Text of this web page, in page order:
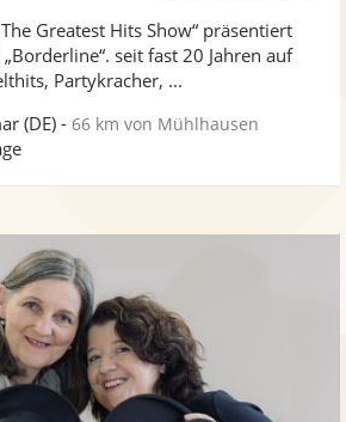
Fotos
5
Greatest Hits Show“ präsentiert
seit fast 20 Jahren auf
Partykracher, ...
(DE) -66 km von Mühlhausen